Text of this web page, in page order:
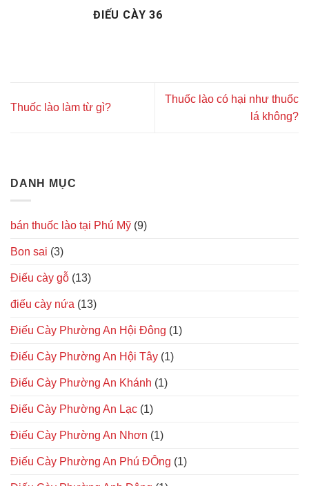
DANH MỤC
bán thuốc lào tại Phú Mỹ (9)
Bon sai (3)
Điếu cày gỗ (13)
điếu cày nứa (13)
Điếu Cày Phường An Hội Đông (1)
Điếu Cày Phường An Hội Tây (1)
Điếu Cày Phường An Khánh (1)
Điếu Cày Phường An Lạc (1)
Điếu Cày Phường An Nhơn (1)
Điếu Cày Phường An Phú ĐÔng (1)
ĐIẾU CÀY 36
Thuốc lào làm từ gì?
Thuốc lào có hại như thuốc
lá không?